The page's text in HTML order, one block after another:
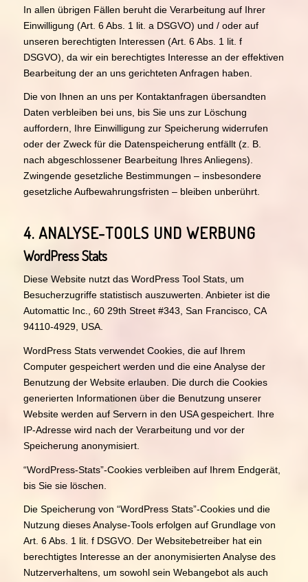
In allen übrigen Fällen beruht die Verarbeitung auf Ihrer
Einwilligung (Art. 6 Abs. 1 lit. a DSGVO) und / oder auf
unseren berechtigten Interessen (Art. 6 Abs. 1 lit. f
DSGVO), da wir ein berechtigtes Interesse an der effektiven
Bearbeitung der an uns gerichteten Anfragen haben.
Die von Ihnen an uns per Kontaktanfragen übersandten
Daten verbleiben bei uns, bis Sie uns zur Löschung
auffordern, Ihre Einwilligung zur Speicherung widerrufen
oder der Zweck für die Datenspeicherung entfällt (z. B.
nach abgeschlossener Bearbeitung Ihres Anliegens).
Zwingende gesetzliche Bestimmungen – insbesondere
gesetzliche Aufbewahrungsfristen – bleiben unberührt.
4. ANALYSE-TOOLS UND WERBUNG
WordPress Stats
Diese Website nutzt das WordPress Tool Stats, um
Besucherzugriffe statistisch auszuwerten. Anbieter ist die
Automattic Inc., 60 29th Street #343, San Francisco, CA
94110-4929, USA.
WordPress Stats verwendet Cookies, die auf Ihrem
Computer gespeichert werden und die eine Analyse der
Benutzung der Website erlauben. Die durch die Cookies
generierten Informationen über die Benutzung unserer
Website werden auf Servern in den USA gespeichert. Ihre
IP-Adresse wird nach der Verarbeitung und vor der
Speicherung anonymisiert.
“WordPress-Stats”-Cookies verbleiben auf Ihrem Endgerät,
bis Sie sie löschen.
Die Speicherung von “WordPress Stats”-Cookies und die
Nutzung dieses Analyse-Tools erfolgen auf Grundlage von
Art. 6 Abs. 1 lit. f DSGVO. Der Websitebetreiber hat ein
berechtigtes Interesse an der anonymisierten Analyse des
Nutzerverhaltens, um sowohl sein Webangebot als auch